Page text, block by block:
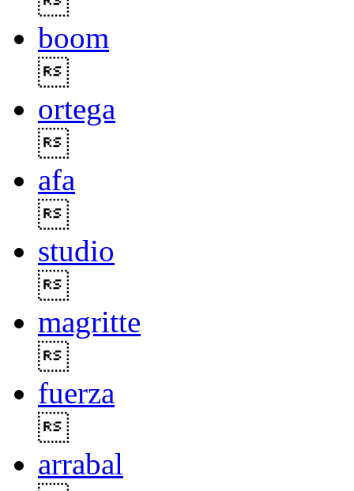
boom
ortega
afa
studio
magritte
fuerza
arrabal